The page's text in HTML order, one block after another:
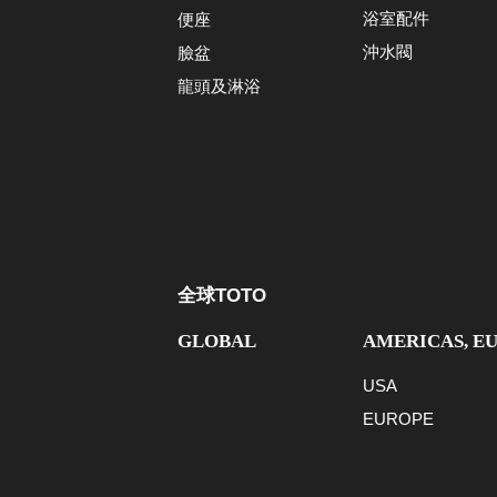
便座
臉盆
龍頭及淋浴
浴室配件
沖水閥
全球TOTO
GLOBAL AMERICAS,
USA
EUROPE